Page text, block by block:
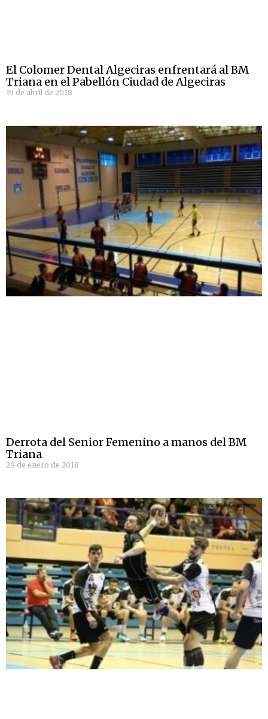
El Colomer Dental Algeciras enfrentará al BM
Triana en el Pabellón Ciudad de Algeciras
19 de abril de 2018
Derrota del Senior Femenino a manos del BM
Triana
29 de enero de 2018